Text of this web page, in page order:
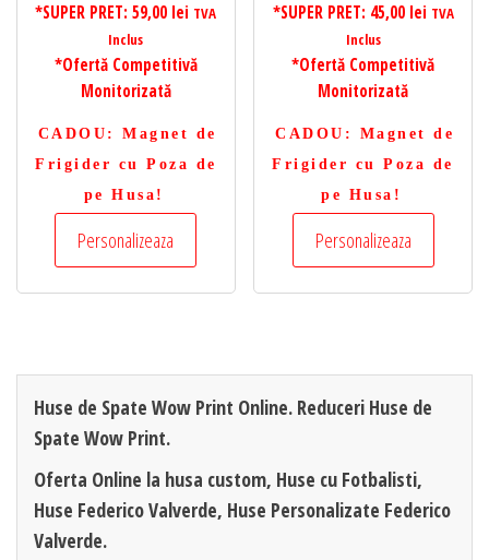
*SUPER PRET:59,00 lei TVA
Inclus
*Ofertă Competitivă
Monitorizată
CADOU : Magnet de
Frigider cu Poza de
pe Husa!
Personalizeaza
*SUPER PRET: 45,00 lei TVA
Inclus
*Ofertă Competitivă
Monitorizată
CADOU : Magnet de
Frigider cu Poza de
pe Husa!
Personalizeaza
Huse de Spate Wow Print Online. Reduceri Huse de
Spate Wow Print.
Oferta Online la husa custom, Huse cu Fotbalisti,
Huse Federico Valverde, Huse Personalizate Federico
Valverde.